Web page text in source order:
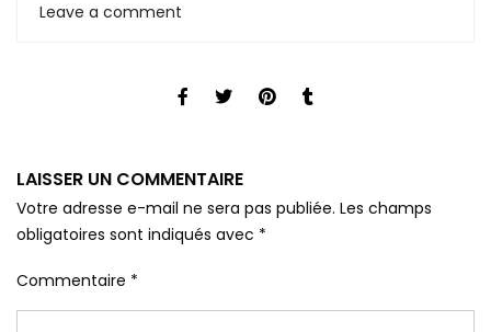
Leave a comment
LAISSER UN COMMENTAIRE
Votre adresse e-mail ne sera pas publiée. Les champs
obligatoires sont indiqués avec *
Commentaire *